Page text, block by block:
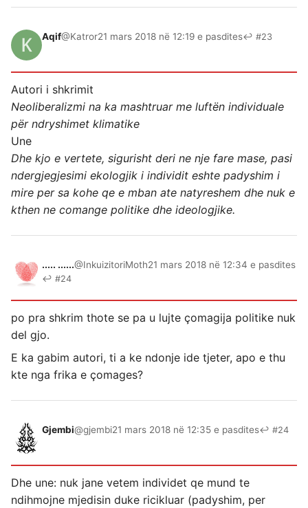
Aqif@Katror21 mars 2018 në 12:19 e pasdites↩ #23
Autori i shkrimit
Neoliberalizmi na ka mashtruar me luftën individuale
për ndryshimet klimatike
Une
Dhe kjo e vertete, sigurisht deri ne nje fare mase, pasi
ndergjegjesimi ekologjik i individit eshte padyshim i
mire per sa kohe qe e mban ate natyreshem dhe nuk e
kthen ne comange politike dhe ideologjike.
..... ......@InkuizitoriMoth21 mars 2018 në 12:34 e pasdites
↩ #24
po pra shkrim thote se pa u lujte çomagija politike nuk
del gjo.
E ka gabim autori, ti a ke ndonje ide tjeter, apo e thu
kte nga frika e çomages?
Gjembi@gjembi21 mars 2018 në 12:35 e pasdites↩ #24
Dhe une: nuk jane vetem individet qe mund te
ndihmojne mjedisin duke ricikluar (padyshim, per